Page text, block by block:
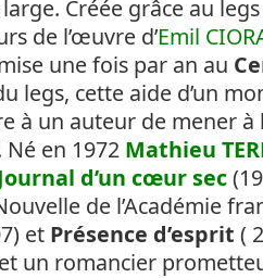
Créée grâce au
de l’œuvre d’Emil
une fois par an au
legs, cette aide d’un
à un auteur de mener
Né en 1972 Mathieu
d’un cœur sec
de l’Académie
et Présence d’esprit (
un romancier